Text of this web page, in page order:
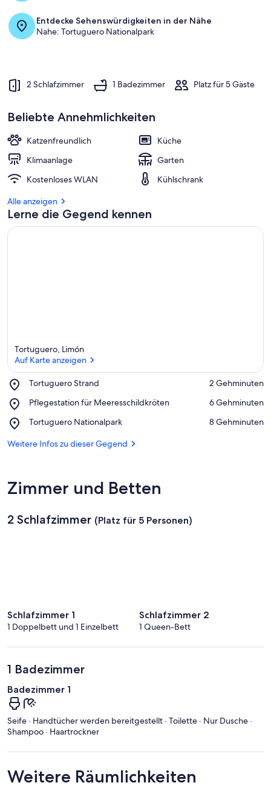
Entdecke Sehenswürdigkeiten in der Nähe
Nahe: Tortuguero Nationalpark
2 Schlafzimmer 1 Badezimmer Platz für 5 Gäste
Beliebte Annehmlichkeiten
Katzenfreundlich
Küche
Klimaanlage
Garten
Kostenloses WLAN
Kühlschrank
Alle anzeigen
Lerne die Gegend kennen
Tortuguero, Limón
Auf Karte anzeigen
Tortuguero Strand
Place,
Strand
‪2 Gehminuten‬
Pflegestation für Meeresschildkröten
Place,
für
‪6 Gehminuten‬
Tortuguero Nationalpark
Place,
Nationalpark
‪8 Gehminuten‬
Weitere Infos zu dieser Gegend
Zimmer und Betten
2 Schlafzimmer (Platz für 5 Personen)
Schlafzimmer 1
1 Doppelbett und 1 Einzelbett
Schlafzimmer 2
1 Queen-Bett
1 Badezimmer
Badezimmer 1
Seife · Handtücher werden bereitgestellt · Toilette · Nur Dusche ·
Shampoo · Haartrockner
Weitere Räumlichkeiten